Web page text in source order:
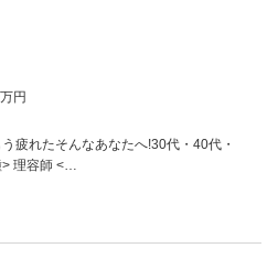
円
疲れたそんなあなたへ!30代・40代・
理容師 <…